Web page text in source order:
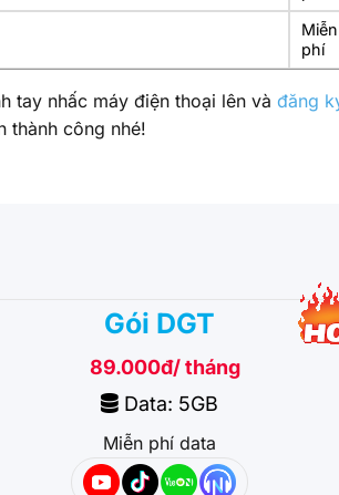
Miễn
phí
tay nhấc máy điện thoại lên và đăng
thành công nhé!
Gói DGT
89.000đ/ tháng
Data: 5GB
Miễn phí data